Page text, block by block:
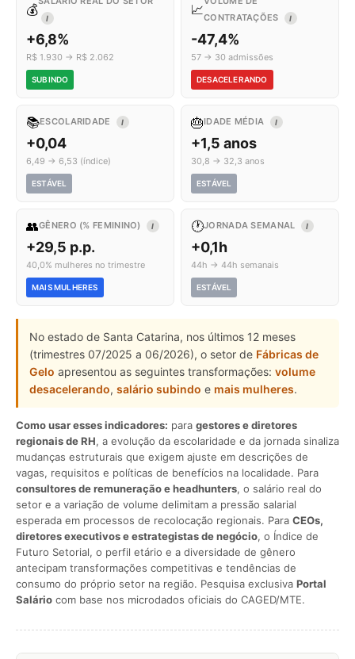
💰
I
+6,8%
R$ 1.930 → R$ 2.062
SUBINDO
📈CONTRATAÇÕES
I
-47,4%
57 → 30 admissões
DESACELERANDO
📚ESCOLARIDADE I
+0,04
6,49 → 6,53 (índice)
ESTÁVEL
🎂IDADE MÉDIA I
+1,5 anos
30,8 → 32,3 anos
ESTÁVEL
👥GÊNERO (% FEMININO) I
+29,5 p.p.
40,0% mulheres no trimestre
MAIS MULHERES
🕐JORNADA SEMANAL I
+0,1h
44h → 44h semanais
ESTÁVEL
No estado de Santa Catarina, nos últimos 12 meses
(trimestres 07/2025 a 06/2026), o setor de Fábricas de
Gelo apresentou as seguintes transformações: volume
desacelerando, salário subindo e mais mulheres.
Como usar esses indicadores: para gestores e diretores
regionais de RH, a evolução da escolaridade e da jornada sinaliza
mudanças estruturais que exigem ajuste em descrições de
vagas, requisitos e políticas de benefícios na localidade. Para
consultores de remuneração e headhunters, o salário real do
setor e a variação de volume delimitam a pressão salarial
esperada em processos de recolocação regionais. Para CEOs,
diretores executivos e estrategistas de negócio, o Índice de
Futuro Setorial, o perfil etário e a diversidade de gênero
antecipam transformações competitivas e tendências de
consumo do próprio setor na região. Pesquisa exclusiva Portal
Salário com base nos microdados oficiais do CAGED/MTE.